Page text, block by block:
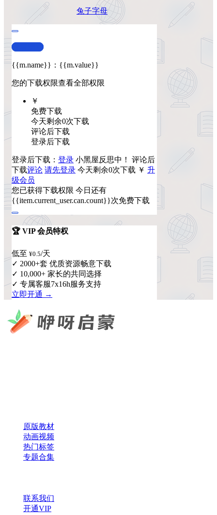
兔子字母
查看演示
{{m.name}} ： {{m.value}}
您的下载权限查看全部权限
￥
免费下载
今天剩余0次下载
评论后下载
登录后下载
登录后下载： 登录 小黑屋反思中！ 评论后
下载评论 请先登录 今天剩余0次下载 ￥ 升
级会员
您已获得下载权限 今日还有
{{item.current_user.can.count}}次免费下载
🏆 VIP 会员特权
低至 ¥0.5/天
✓ 2000+套 优质资源畅意下载
✓ 10,000+ 家长的共同选择
✓ 专属客服7x16h服务支持
立即开通 →
原版教材
动画视频
热门标签
专题合集
联系我们
开通VIP